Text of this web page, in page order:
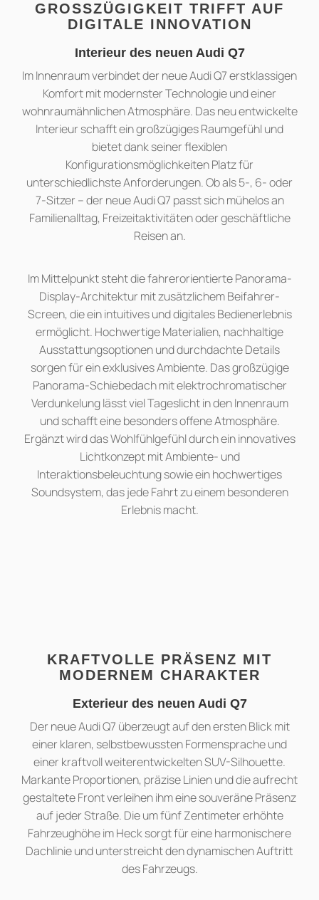
GROSSZÜGIGKEIT TRIFFT AUF D
IGITALE INNOVATION
Interieur des neuen Audi Q7
Im Innenraum verbindet der neue Audi Q7 erstklassigen
Komfort mit modernster Technologie und einer
wohnraumähnlichen Atmosphäre. Das neu entwickelte
Interieur schafft ein großzügiges Raumgefühl und
bietet dank seiner flexiblen
Konfigurationsmöglichkeiten Platz für
unterschiedlichste Anforderungen. Ob als 5-, 6- oder
7-Sitzer – der neue Audi Q7 passt sich mühelos an
Familienalltag, Freizeitaktivitäten oder geschäftliche
Reisen an.
Im Mittelpunkt steht die fahrerorientierte Panorama-
Display-Architektur mit zusätzlichem Beifahrer-
Screen, die ein intuitives und digitales Bedienerlebnis
ermöglicht. Hochwertige Materialien, nachhaltige
Ausstattungsoptionen und durchdachte Details
sorgen für ein exklusives Ambiente. Das großzügige
Panorama-Schiebedach mit elektrochromatischer
Verdunkelung lässt viel Tageslicht in den Innenraum
und schafft eine besonders offene Atmosphäre.
Ergänzt wird das Wohlfühlgefühl durch ein innovatives
Lichtkonzept mit Ambiente- und
Interaktionsbeleuchtung sowie ein hochwertiges
Soundsystem, das jede Fahrt zu einem besonderen
Erlebnis macht.
KRAFTVOLLE PRÄSENZ MIT
MODERNEM CHARAKTER
Exterieur des neuen Audi Q7
Der neue Audi Q7 überzeugt auf den ersten Blick mit
einer klaren, selbstbewussten Formensprache und
einer kraftvoll weiterentwickelten SUV-Silhouette.
Markante Proportionen, präzise Linien und die aufrecht
gestaltete Front verleihen ihm eine souveräne Präsenz
auf jeder Straße. Die um fünf Zentimeter erhöhte
Fahrzeughöhe im Heck sorgt für eine harmonischere
Dachlinie und unterstreicht den dynamischen Auftritt
des Fahrzeugs.